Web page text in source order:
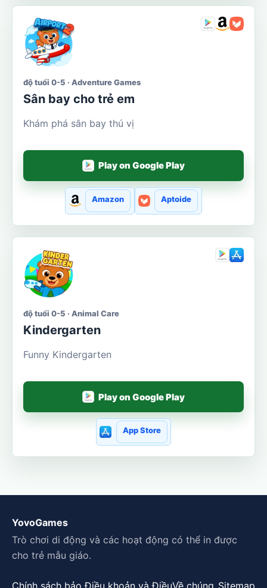
độ tuổi 0-5 · Adventure Games
Sân bay cho trẻ em
Khám phá sân bay thú vị
Play on Google Play
Amazon Aptoide
độ tuổi 0-5 · Animal Care
Kindergarten
Funny Kindergarten
Play on Google Play
App Store
YovoGames
Trò chơi di động và các hoạt động có thể in được
cho trẻ mẫu giáo.